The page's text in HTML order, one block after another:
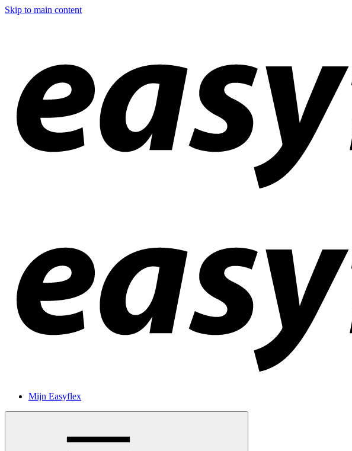
Skip to main content
Mijn Easyflex